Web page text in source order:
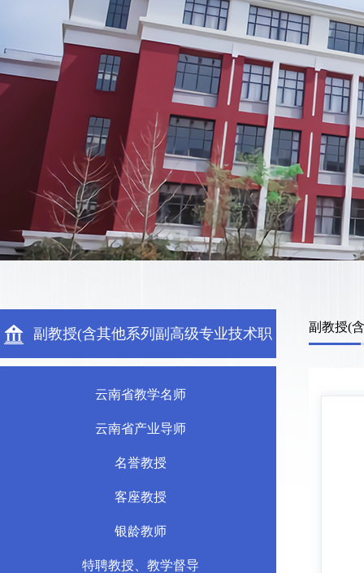
副教授(含其他系列副高级专业技术职
称)
云南省教学名师
云南省产业导师
名誉教授
客座教授
银龄教师
特聘教授、教学督导
副教授(